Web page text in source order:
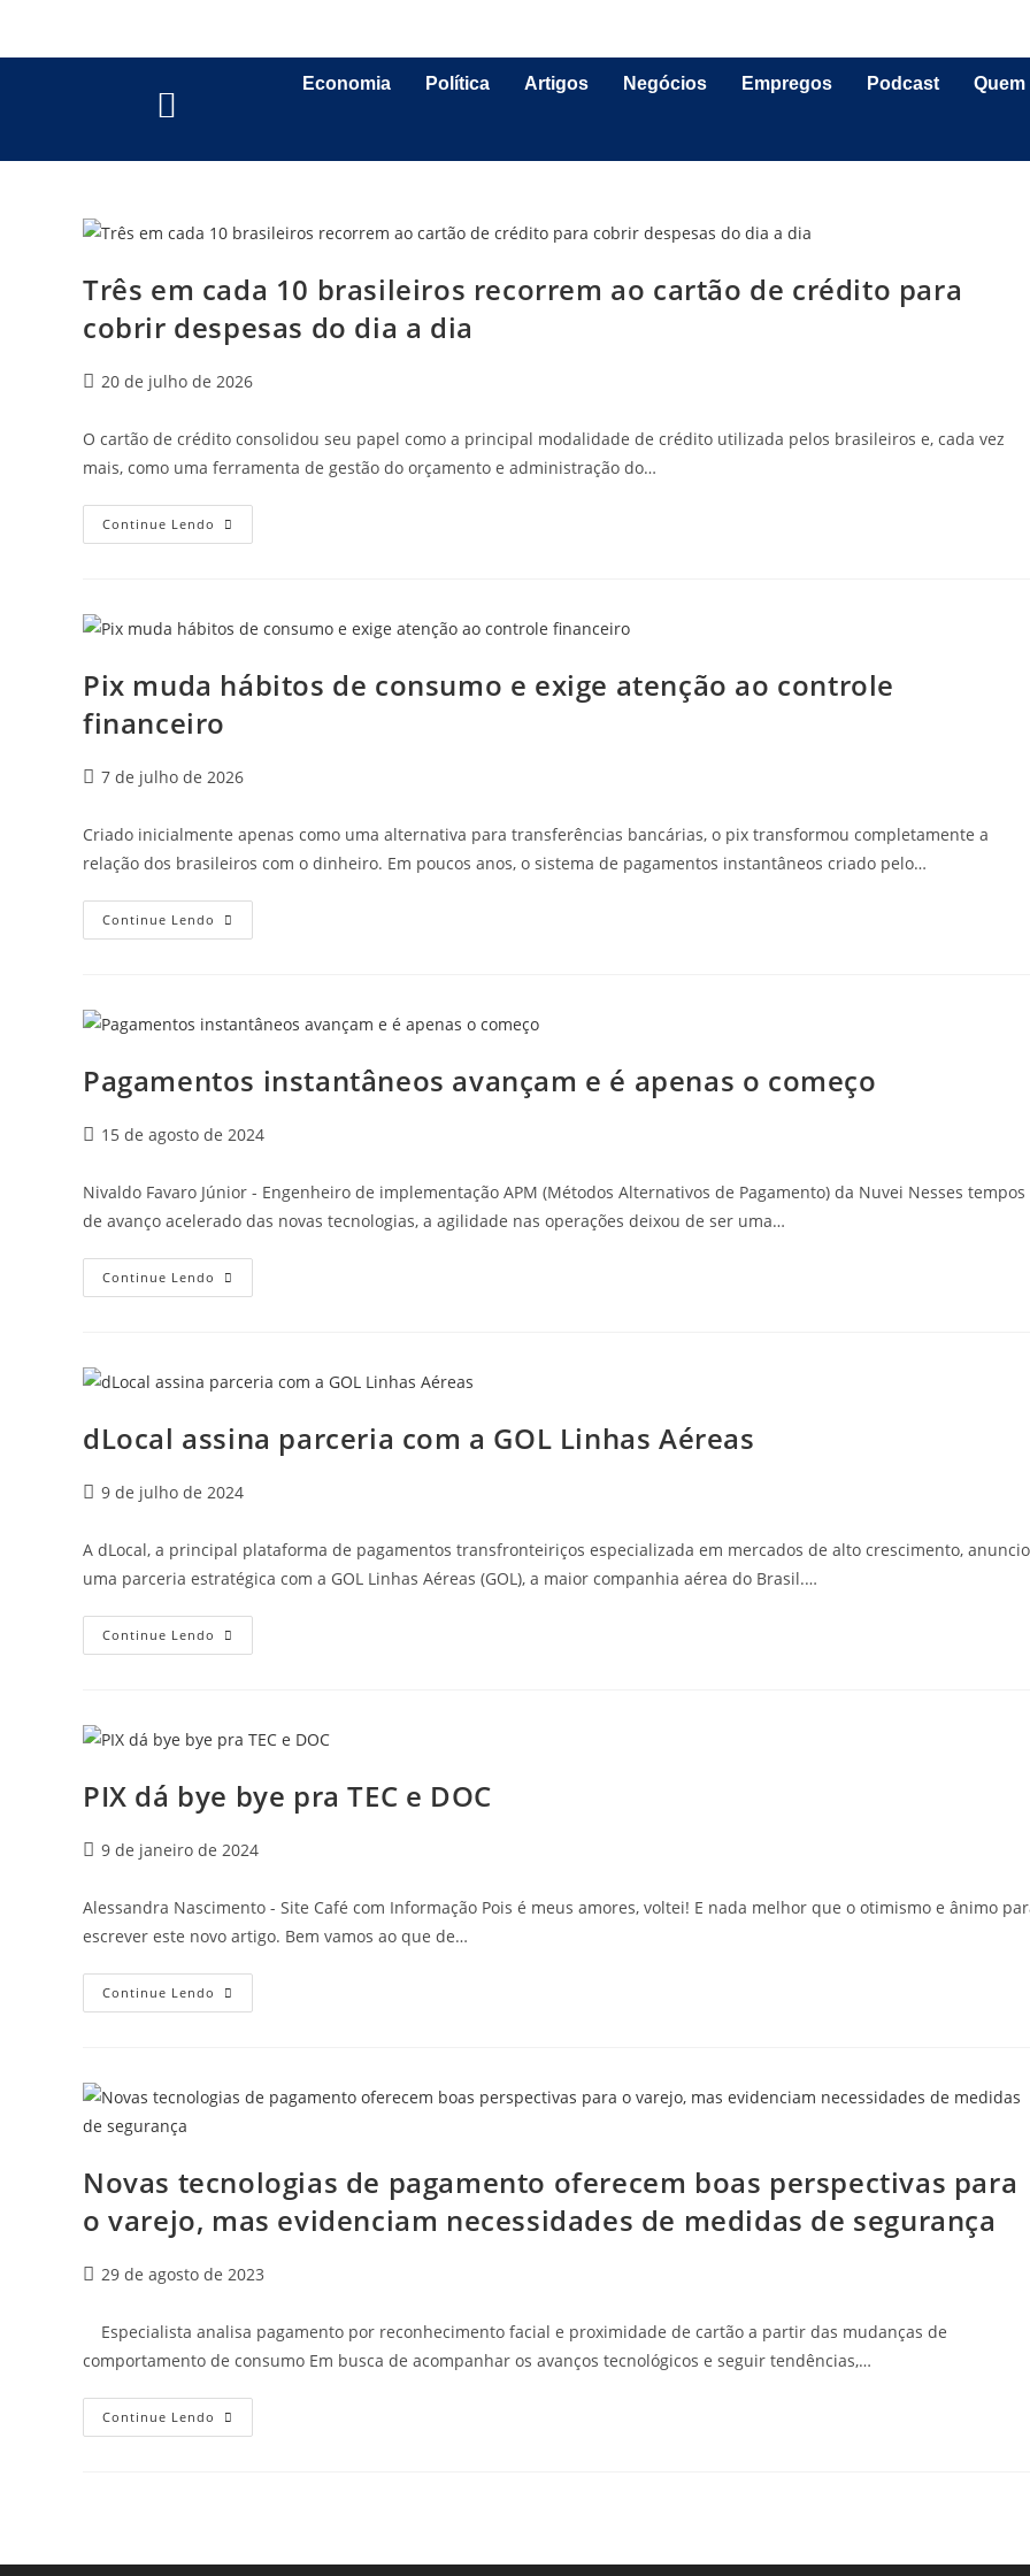
Economia Política Artigos Negócios Empregos Podcast
Três em cada 10 brasileiros recorrem ao cartão de crédito para
cobrir despesas do dia a dia
20 de julho de 2026
O cartão de crédito consolidou seu papel como a principal modalidade de crédito utilizada pelos brasileiros e, cada vez
mais, como uma ferramenta de gestão do orçamento e administração do…
Continue Lendo
Pix muda hábitos de consumo e exige atenção ao controle
financeiro
7 de julho de 2026
Criado inicialmente apenas como uma alternativa para transferências bancárias, o pix transformou completamente a
relação dos brasileiros com o dinheiro. Em poucos anos, o sistema de pagamentos instantâneos criado pelo…
Continue Lendo
Pagamentos instantâneos avançam e é apenas o começo
15 de agosto de 2024
Nivaldo Favaro Júnior - Engenheiro de implementação APM (Métodos Alternativos de Pagamento) da Nuvei Nesses tempos
de avanço acelerado das novas tecnologias, a agilidade nas operações deixou de ser uma…
Continue Lendo
dLocal assina parceria com a GOL Linhas Aéreas
9 de julho de 2024
A dLocal, a principal plataforma de pagamentos transfronteiriços especializada em mercados de alto crescimento,
uma parceria estratégica com a GOL Linhas Aéreas (GOL), a maior companhia aérea do Brasil.…
Continue Lendo
PIX dá bye bye pra TEC e DOC
9 de janeiro de 2024
Alessandra Nascimento - Site Café com Informação Pois é meus amores, voltei! E nada melhor que o otimismo e ânimo
escrever este novo artigo. Bem vamos ao que de…
Continue Lendo
Novas tecnologias de pagamento oferecem boas perspectivas para
o varejo, mas evidenciam necessidades de medidas de segurança
29 de agosto de 2023
Especialista analisa pagamento por reconhecimento facial e proximidade de cartão a partir das mudanças de
comportamento de consumo Em busca de acompanhar os avanços tecnológicos e seguir tendências,…
Continue Lendo